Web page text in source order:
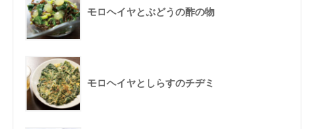
モロヘイヤとぶどうの酢の物
モロヘイヤとしらすのチヂミ